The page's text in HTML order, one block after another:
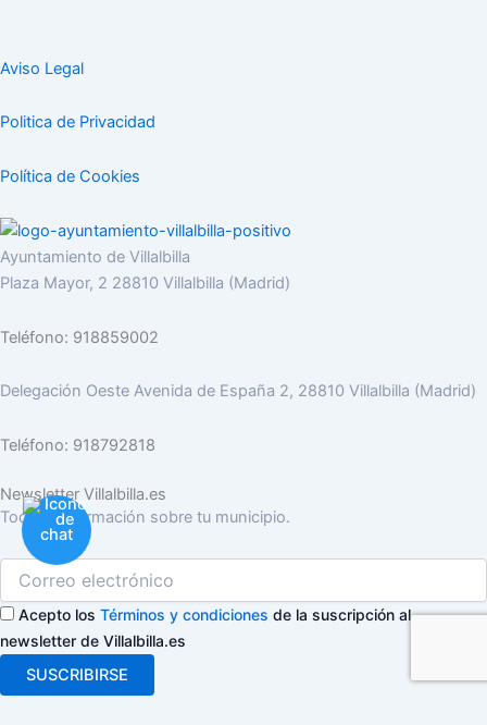
Aviso Legal
Politica de Privacidad
Política de Cookies
Ayuntamiento de Villalbilla
Plaza Mayor, 2 28810 Villalbilla (Madrid)
Teléfono: 918859002
Delegación Oeste Avenida de España 2, 28810 Villalbilla (Madrid)
Teléfono: 918792818
Newsletter Villalbilla.es
Toda la información sobre tu municipio.
Acepto los Términos y condiciones de la suscripción al
newsletter de Villalbilla.es
SUSCRIBIRSE